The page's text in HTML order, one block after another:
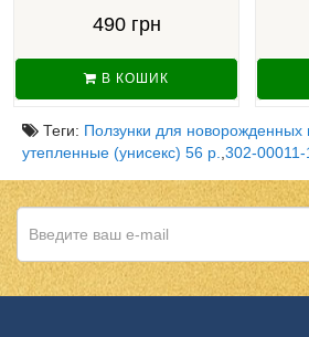
490 грн
В КОШИК
Теги: Ползунки для новорожденных
утепленные (унисекс) 56 р. 302-